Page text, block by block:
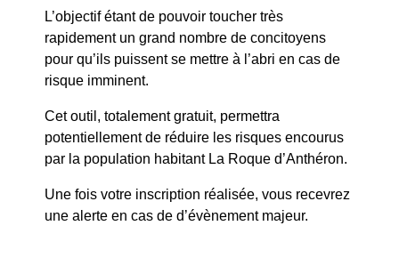
209/26 – ARRÊTÉ PORTANT AUTORISATION
D’OCCUPATION DU DOMAINE PUBLIC ET
RÉSERVATION DE STATIONNEMENT – 21 RUE
GEORGES CLÉMENCEAU
198/26 – ARRÊTÉ PORTANT DÉROGATION DE
TONNAGE DE CIRCULATION ET STATIONNEMENT
L’objectif étant de pouvoir toucher très
rapidement un grand nombre de concitoyens
pour qu’ils puissent se mettre à l’abri en cas de
risque imminent.
Cet outil, totalement gratuit, permettra
potentiellement de réduire les risques encourus
par la population habitant La Roque d’Anthéron.
Une fois votre inscription réalisée, vous recevrez
une alerte en cas de d’évènement majeur.